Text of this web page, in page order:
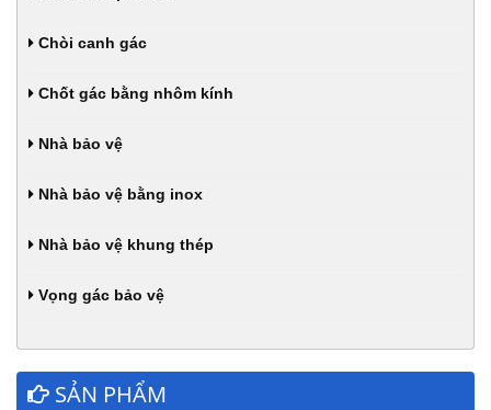
Chòi canh gác
Chốt gác bằng nhôm kính
Nhà bảo vệ
Nhà bảo vệ bằng inox
Nhà bảo vệ khung thép
Vọng gác bảo vệ
SẢN PHẨM